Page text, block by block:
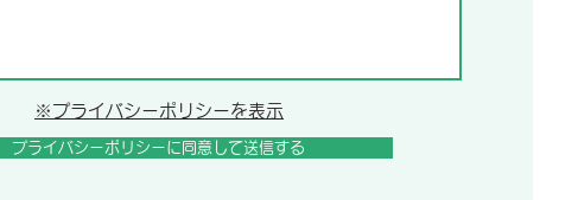
※プライバシーポリシーを表示
プライバシーポリシーに同意して送信する